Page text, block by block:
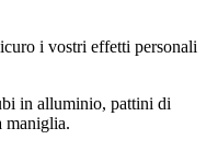
i vostri effetti personali
in alluminio, pattini di
maniglia.